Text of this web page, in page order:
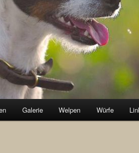
Galerie Welpen Würfe